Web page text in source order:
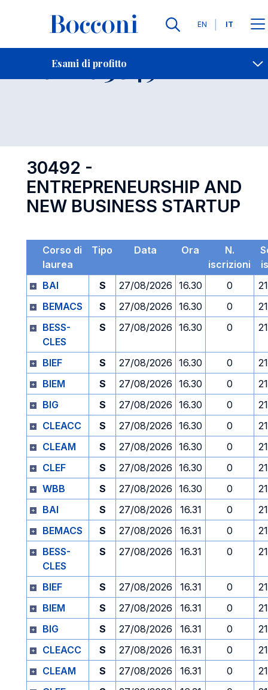
Lingue
EN IT
Esami di profitto
Contatti
Esame 30492 Open
30492 -
ENTREPRENEURSHIP AND
NEW BUSINESS STARTUP
Corso di
laurea
Tipo Data Ora
N.
iscrizioni
BAI
S 27/08/2026 16.30 0
BEMACS
S 27/08/2026 16.30 0
BESS-
CLES
S 27/08/2026 16.30 0
BIEF S 27/08/2026 16.30 0
BIEM
S 27/08/2026 16.30 0
BIG
S 27/08/2026 16.30 0
CLEACC
S 27/08/2026 16.30 0
CLEAM
S 27/08/2026 16.30 0
CLEF
S 27/08/2026 16.30 0
WBB
S 27/08/2026 16.30 0
BAI
S 27/08/2026 16.31 0
BEMACS
S 27/08/2026 16.31 0
BESS-
CLES
S 27/08/2026 16.31 0
BIEF S 27/08/2026 16.31 0
BIEM
S 27/08/2026 16.31 0
BIG
S 27/08/2026 16.31 0
CLEACC
S 27/08/2026 16.31 0
CLEAM
S 27/08/2026 16.31 0